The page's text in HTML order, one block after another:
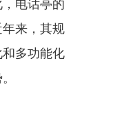
电话亭的
来，其规
多功能化